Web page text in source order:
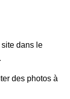
site dans le
des photos à